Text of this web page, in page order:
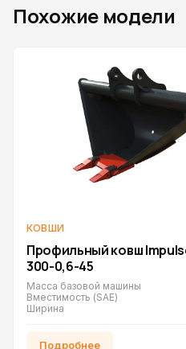
Похожие модели
КОВШИ
Профильный ковш
300-0,6-45
Масса базовой машины
Вместимость (SAE)
Ширина
Подробнее